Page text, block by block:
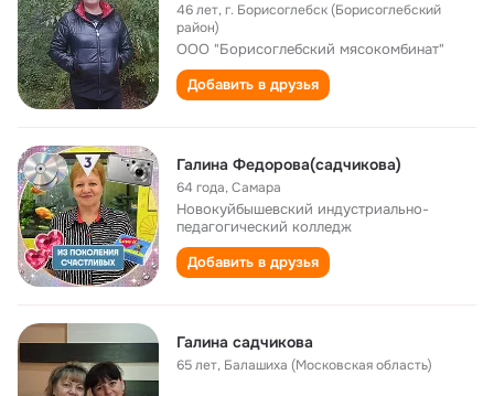
46 лет,г. Борисоглебск (Борисоглебский
район)
ООО "Борисоглебский мясокомбинат"
Добавить в друзья
Галина Федорова(садчикова)
64 года,Самара
Новокуйбышевский индустриально-
педагогический колледж
Добавить в друзья
Галина садчикова
65 лет, Балашиха (Московская область)